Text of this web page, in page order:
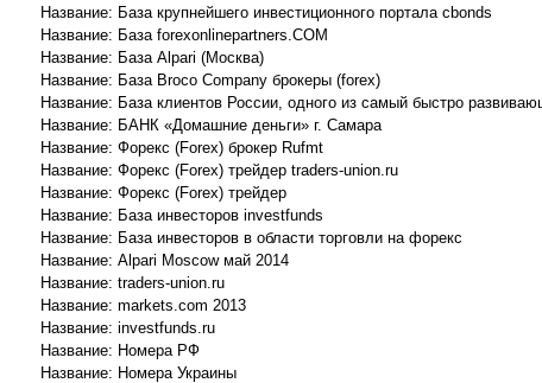
Название: База крупнейшего инвестиционного портала cbonds
Название: База forexonlinepartners.COM
Название: База Alpari (Москва)
Название: База Broco Company брокеры (forex)
Название: База клиентов России, одного из самый быстро
Название: БАНК «Домашние деньги» г. Самара
Название: Форекс (Forex) брокер Rufmt
Название: Форекс (Forex) трейдер traders-union.ru
Название: Форекс (Forex) трейдер
Название: База инвесторов investfunds
Название: База инвесторов в области торговли на форекс
Название: Alpari Moscow май 2014
Название: traders-union.ru
Название: markets.com 2013
Название: investfunds.ru
Название: Номера РФ
Название: Номера Украины